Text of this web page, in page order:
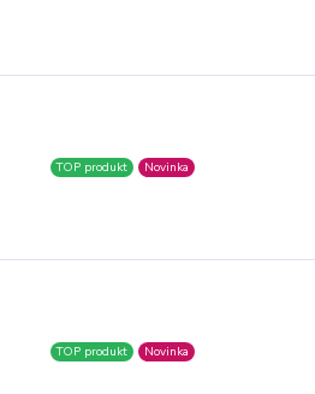
TOP produkt Novinka
TOP produkt Novinka